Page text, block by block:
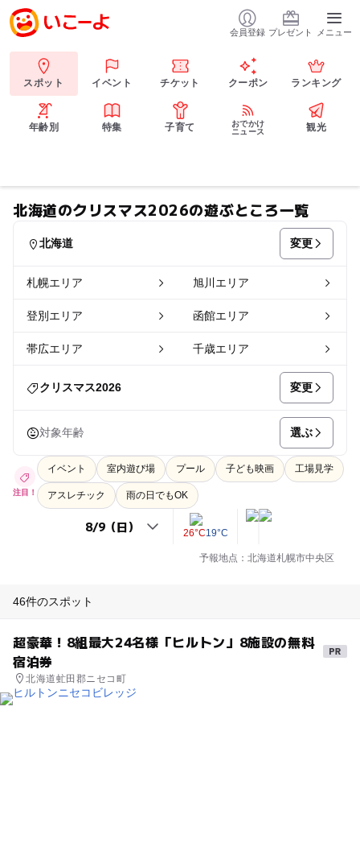
会員登録 プレゼント メニュー
スポット イベント チケット クーポン ランキング
年齢別 特集 子育て
おでかけ
ニュース
観光
北海道のクリスマス2026の遊ぶところ一覧
北海道 変更
札幌エリア 旭川エリア
登別エリア 函館エリア
帯広エリア 千歳エリア
クリスマス2026 変更
対象年齢 選ぶ
注目！
イベント 室内遊び場 プール 子ども映画 工場見学
アスレチック 雨の日でもOK
26°C19°C
予報地点：北海道札幌市中央区
46件のスポット
超豪華！8組最大24名様「ヒルトン」8施設の無料
宿泊券
北海道虻田郡ニセコ町